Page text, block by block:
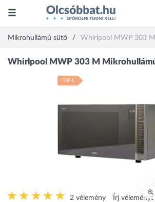
Mikrohullámú sütő Whirlpool MWP 303 M
2 vélemény Írj véleményt